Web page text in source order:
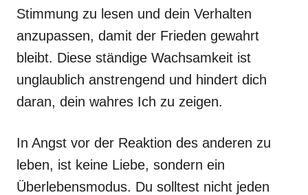
Stimmung zu lesen und dein Verhalten
anzupassen, damit der Frieden gewahrt
bleibt. Diese ständige Wachsamkeit ist
unglaublich anstrengend und hindert dich
daran, dein wahres Ich zu zeigen.
In Angst vor der Reaktion des anderen zu
leben, ist keine Liebe, sondern ein
Überlebensmodus. Du solltest nicht jeden